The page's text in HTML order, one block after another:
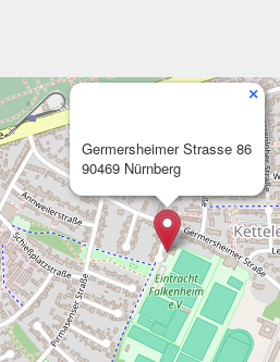
Germersheimer Strasse 86
90469 Nürnberg
×